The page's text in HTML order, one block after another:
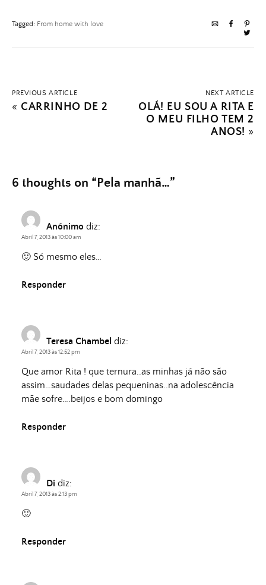
Tagged: From home with love
PREVIOUS ARTICLE
« CARRINHO DE 2
NEXT ARTICLE
OLÁ! EU SOU A RITA E
O MEU FILHO TEM 2
ANOS! »
6 thoughts on “Pela manhã…”
Anónimo diz:
Abril 7, 2013 às 10:00 am
🙂 Só mesmo eles…
Responder
Teresa Chambel diz:
Abril 7, 2013 às 12:52 pm
Que amor Rita ! que ternura..as minhas já não são
assim…saudades delas pequeninas..na adolescência
mãe sofre….beijos e bom domingo
Responder
Di diz:
Abril 7, 2013 às 2:13 pm
🙂
Responder